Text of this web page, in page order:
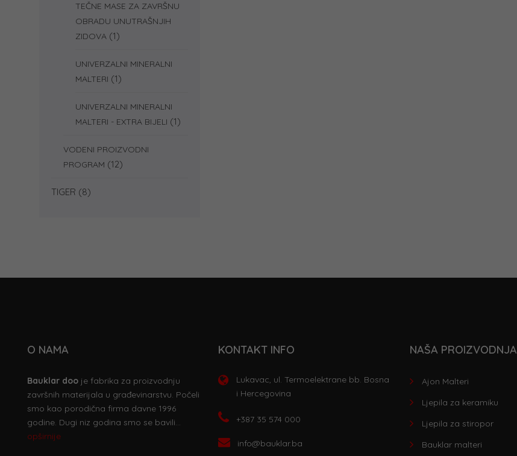
TEČNE MASE ZA ZAVRŠNU
OBRADU UNUTRAŠNJIH
ZIDOVA (1)
UNIVERZALNI MINERALNI
MALTERI (1)
UNIVERZALNI MINERALNI
MALTERI - EXTRA BIJELI (1)
VODENI PROIZVODNI
PROGRAM (12)
TIGER (8)
O NAMA
Bauklar dooje fabrika za proizvodnju
završnih materijala u građevinarstvu. Počeli
smo kao porodična firma davne 1996
godine. Dugi niz godina smo se bavili…
opširnije
KONTAKT INFO
Lukavac, ul. Termoelektrane bb. Bosna
i Hercegovina
+387 35 574 000
info@bauklar.ba
NAŠA PROIZVODNJA
Ajon Malteri
Ljepila za keramiku
Ljepila za stiropor
Bauklar malteri